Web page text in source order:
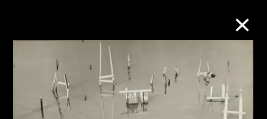
M+藏品
进一步筛选 搜索